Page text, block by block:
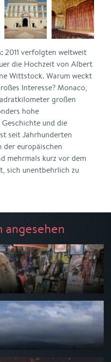
2011 verfolgten weltweit
die Hochzeit von Albert
Wittstock. Warum weckt
Interesse? Monaco,
großen
hohe
und die
seit Jahrhunderten
der europäischen
mehrmals kurz vor dem
sich unentbehrlich zu
angesehen